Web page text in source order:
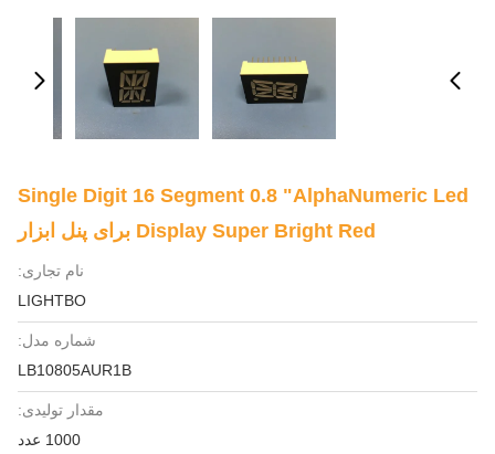
Single Digit 16 Segment 0.8 "AlphaNumeric Led
Display Super Bright Red برای پنل ابزار
نام تجاری:
LIGHTBO
شماره مدل:
LB10805AUR1B
مقدار تولیدی:
1000 عدد